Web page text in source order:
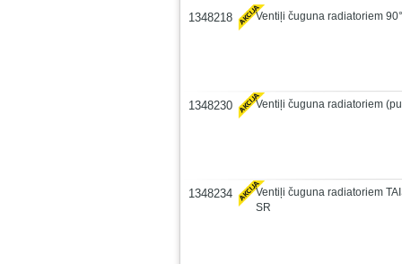
1348218 Ventiļi čuguna radiatoriem
1348230 Ventiļi čuguna radiatoriem
1348234
Ventiļi čuguna radiatoriem
SR